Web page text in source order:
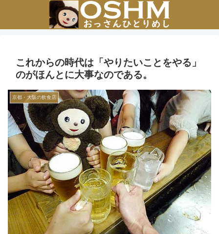
これからの時代は「やりたいことをやる」
のがほんとに大事なのである。
京都・大阪の飲食店